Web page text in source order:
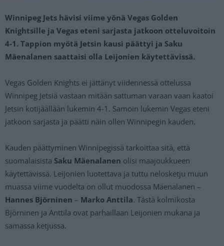
Winnipeg Jets hävisi viime yönä Vegas Golden
Knightsille ja Vegas eteni sarjasta jatkoon otteluvoitoin
4-1. Tappion myötä Jetsin kausi päättyi ja Saku
Mäenalanen saattaisi olla Leijonien käytettävissä.
Vegas Golden Knights ei jättänyt viidennessä ottelussa
Winnipeg Jetsiä vastaan mitään sattuman varaan vaan kaatoi
Jetsin kotijäällään lukemin 4-1. Samoin lukemin Vegas eteni
jatkoon sarjasta ja päätti näin ollen Winnipegin kauden.
Kauden päättyminen Winnipegissä tarkoittaa sitä, että
suomalaisista Saku Mäenalanen olisi maajoukkueen
käytettävissä. Leijonien luotettava ja tuttu nelosketju muun
muassa viime vuodelta on ollut muodossa Mäenalanen –
Hannes Björninen – Marko Anttila. Tästä kolmikosta
Björninen ja Anttila ovat parhaillaan Leijonien mukana ja
samassa ketjussa.